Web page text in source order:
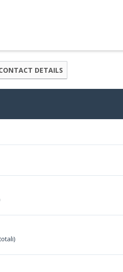
DETAILS